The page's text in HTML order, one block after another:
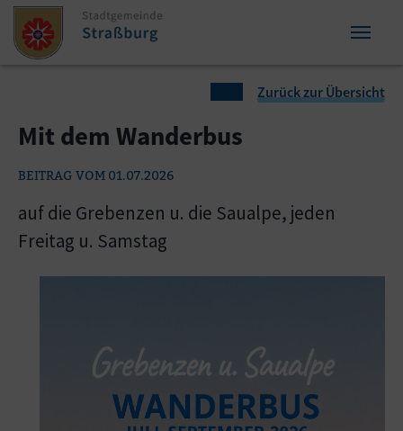
Zum Inhalt springen
Zum Seitenende springen
Zurück zur Übersicht
Mit dem Wanderbus
BEITRAG VOM 01.07.2026
auf die Grebenzen u. die Saualpe, jeden
Freitag u. Samstag